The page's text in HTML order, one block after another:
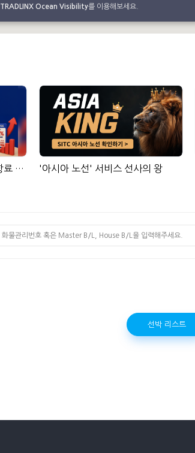
TRADLINX Ocean Visibility를 이용해보세요.
수에즈 운하, 다음 달부터 통항료 인상 '아시아 노선' 서비스 선사의 왕
선박 리스트